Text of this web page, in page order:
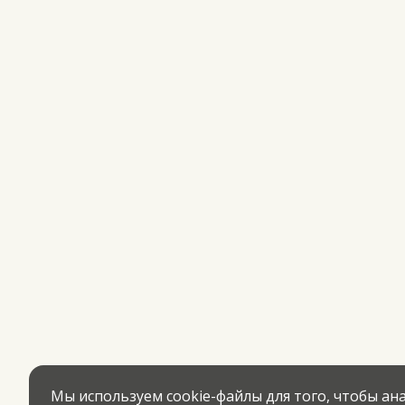
Мы используем cookie-файлы для того, чтобы